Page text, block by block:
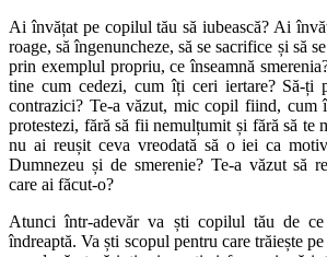
Ai învățat pe copilul tău să iubească? Ai
roage, să îngenuncheze, să se sacrifice și să
prin exemplul propriu, ce înseamnă
tine cum cedezi, cum îți ceri iertare? Să-ți
contrazici? Te-a văzut, mic copil fiind, cum
protestezi, fără să fii nemulțumit și fără să te
nu ai reușit ceva vreodată să o iei ca
Dumnezeu și de smerenie? Te-a văzut să
care ai făcut-o?
Atunci într-adevăr va ști copilul tău de
îndreaptă. Va ști scopul pentru care trăiește